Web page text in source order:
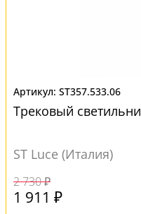
ST357.533.06
Трековый
ST Luce (Италия)
2 730 ₽
1 911 ₽